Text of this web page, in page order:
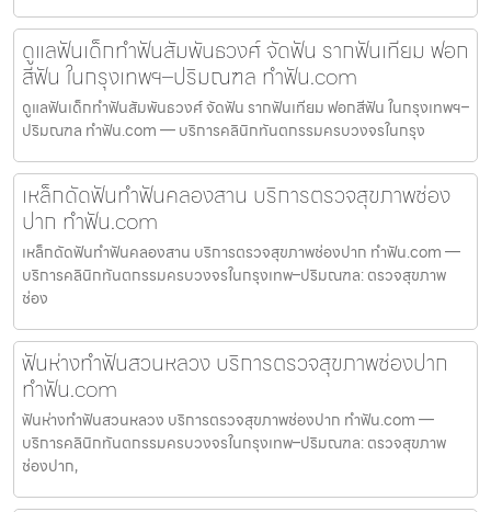
ดูแลฟันเด็กทำฟันสัมพันธวงศ์ จัดฟัน รากฟันเทียม ฟอก
สีฟัน ในกรุงเทพฯ–ปริมณฑล ทำฟัน.com
ดูแลฟันเด็กทำฟันสัมพันธวงศ์ จัดฟัน รากฟันเทียม ฟอกสีฟัน ในกรุงเทพฯ–
ปริมณฑล ทำฟัน.com — บริการคลินิกทันตกรรมครบวงจรในกรุง
เหล็กดัดฟันทำฟันคลองสาน บริการตรวจสุขภาพช่อง
ปาก ทำฟัน.com
เหล็กดัดฟันทำฟันคลองสาน บริการตรวจสุขภาพช่องปาก ทำฟัน.com —
บริการคลินิกทันตกรรมครบวงจรในกรุงเทพ–ปริมณฑล: ตรวจสุขภาพ
ช่อง
ฟันห่างทำฟันสวนหลวง บริการตรวจสุขภาพช่องปาก
ทำฟัน.com
ฟันห่างทำฟันสวนหลวง บริการตรวจสุขภาพช่องปาก ทำฟัน.com —
บริการคลินิกทันตกรรมครบวงจรในกรุงเทพ–ปริมณฑล: ตรวจสุขภาพ
ช่องปาก,